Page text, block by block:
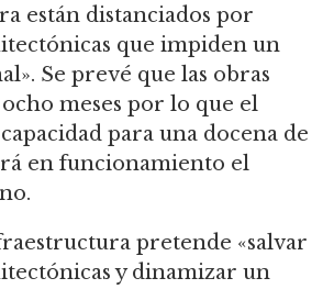
están distanciados por
que impiden un
Se prevé que las obras
meses por lo que el
para una docena de
en funcionamiento el
pretende «salvar
y dinamizar un